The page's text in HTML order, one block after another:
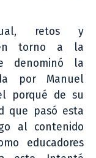
retos y
en torno a la
denominó la
por Manuel
porqué de su
que pasó esta
al contenido
educadores